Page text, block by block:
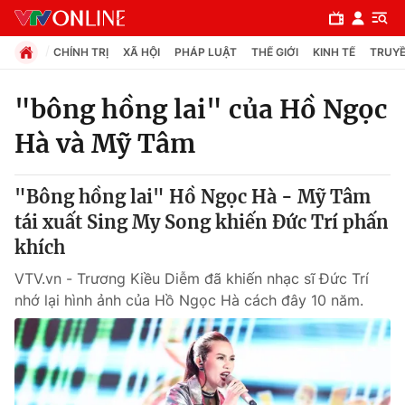
Chuyên mục
Chính trị
Xã hội
Pháp luật
Y tế
Thế giới
CHÍNH TRỊ XÃ HỘI PHÁP LUẬT THẾ GIỚI KINH TẾ
"bông hồng lai" của Hồ Ngọc
Hà và Mỹ Tâm
"Bông hồng lai" Hồ Ngọc Hà - Mỹ Tâm
tái xuất Sing My Song khiến Đức Trí phấn
khích
VTV.vn - Trương Kiều Diễm đã khiến nhạc sĩ Đức Trí
nhớ lại hình ảnh của Hồ Ngọc Hà cách đây 10 năm.